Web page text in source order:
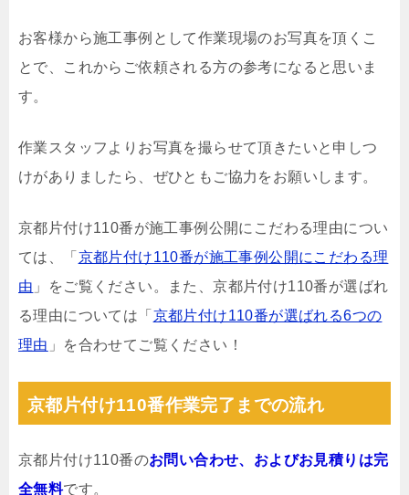
お客様から施工事例として作業現場のお写真を頂くこ
とで、これからご依頼される方の参考になると思いま
す。
作業スタッフよりお写真を撮らせて頂きたいと申しつ
けがありましたら、ぜひともご協力をお願いします。
京都片付け110番が施工事例公開にこだわる理由につい
ては、「 京都片付け110番が施工事例公開にこだわる理
由 」をご覧ください。また、京都片付け110番が選ばれ
る理由については「 京都片付け110番が選ばれる6つの
理由 」を合わせてご覧ください！
京都片付け110番作業完了までの流れ
京都片付け110番のお問い合わせ、およびお見積りは完
全無料です。